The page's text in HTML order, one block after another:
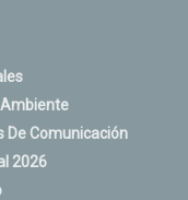
De Comunicación
2026